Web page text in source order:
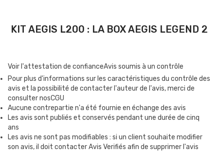
KIT AEGIS L200 : LA BOX AEGIS LEGEND 2
cuir, finitions métalliques, superbe écran couleur, tout est là pour
faciliter et embellir la vie des vapoteurs. Le kit est aussi plus
compact et léger que son aîné (-30%).
Avec ce look ravageur, le Kit Aegis Legend 2 est aussi à l’aise en
ville, dans un atelier ou en trekking.
Voir l'attestation de confianceAvis soumis à un contrôle
Pour plus d'informations sur les caractéristiques du contrôle des
avis et la possibilité de contacter l'auteur de l'avis, merci de
consulter nosCGU
Aucune contrepartie n'a été fournie en échange des avis
Les avis sont publiés et conservés pendant une durée de cinq
ans
Les avis ne sont pas modifiables : si un client souhaite modifier
son avis, il doit contacter Avis Verifiés afin de supprimer l'avis